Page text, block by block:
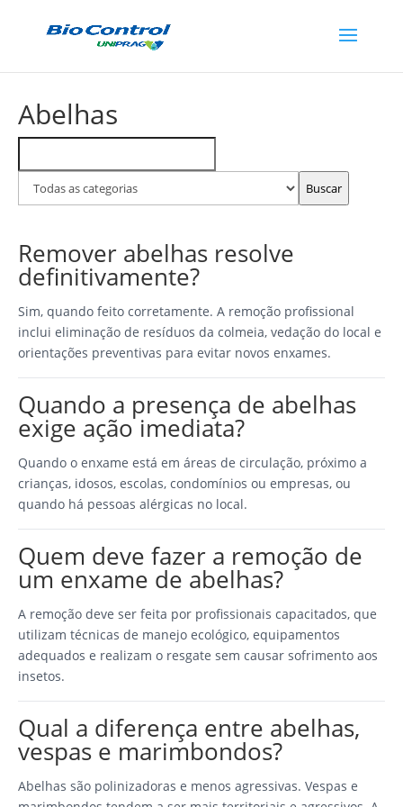
Abelhas
FAQs
por
categoria
Buscar
Remover abelhas resolve
definitivamente?
Sim, quando feito corretamente. A remoção profissional
inclui eliminação de resíduos da colmeia, vedação do local e
orientações preventivas para evitar novos enxames.
Quando a presença de abelhas
exige ação imediata?
Quando o enxame está em áreas de circulação, próximo a
crianças, idosos, escolas, condomínios ou empresas, ou
quando há pessoas alérgicas no local.
Quem deve fazer a remoção de
um enxame de abelhas?
A remoção deve ser feita por profissionais capacitados, que
utilizam técnicas de manejo ecológico, equipamentos
adequados e realizam o resgate sem causar sofrimento aos
insetos.
Qual a diferença entre abelhas,
vespas e marimbondos?
Abelhas são polinizadoras e menos agressivas. Vespas e